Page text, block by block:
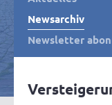
Newsarchiv
Newsletter